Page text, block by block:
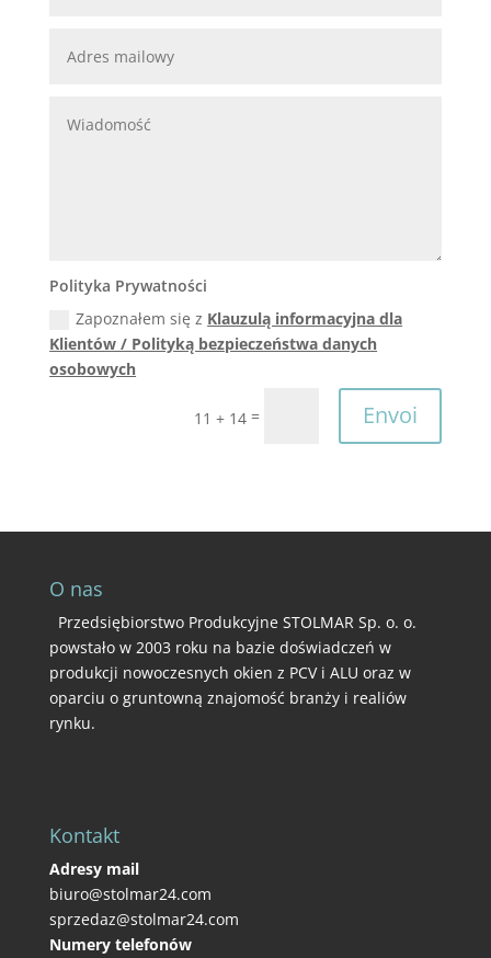
Polityka Prywatności
Zapoznałem się z Klauzulą informacyjna dla
Klientów / Polityką bezpieczeństwa danych
osobowych
11 + 14 = Envoi
O nas
Przedsiębiorstwo Produkcyjne STOLMAR Sp. o. o.
powstało w 2003 roku na bazie doświadczeń w
produkcji nowoczesnych okien z PCV i ALU oraz w
oparciu o gruntowną znajomość branży i realiów
rynku.
Kontakt
Adresy mail
biuro@stolmar24.com
sprzedaz@stolmar24.com
Numery telefonów